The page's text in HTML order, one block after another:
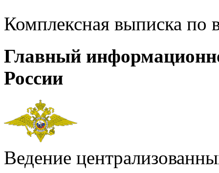
Комплексная выписка
Главный
России
Ведение